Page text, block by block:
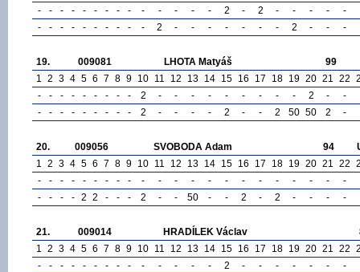
-
- - - - - - - - - - - - - 2 - 2 - - - -
-
-
- - - - - - - - - 2 - - - - - - - 2 - - -
19. 009081 LHOTA Matyáš
99
1 2 3 4 5 6 7 8 9 10 11 12 13 14 15 16 17 18 19 20 21 22
-
- - - - - - - - 2 - - - - - - - - - 2 -
-
-
- - - - - - - - 2 - - - - 2 - - 2 50 50 2 -
20. 009056 SVOBODA Adam 94
1 2 3 4 5 6 7 8 9 10 11 12 13 14 15 16 17 18 19 20 21 22
-
- - - - - - - - - - - - - - - - - - - -
-
-
- - - 2 2 - - - 2 - - 50 - - 2 - 2 - - - -
21. 009014 HRADÍLEK Václav
1 2 3 4 5 6 7 8 9 10 11 12 13 14 15 16 17 18 19 20 21 22
-
- - - - - - - - - - - - - 2 - - - - - - -